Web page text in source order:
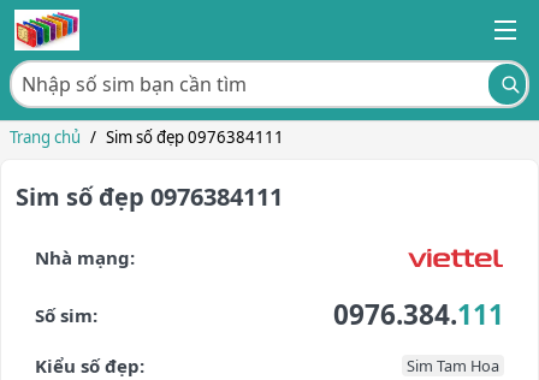
Trang chủ / Sim số đẹp 0976384111
Sim số đẹp 0976384111
Nhà mạng:
Số sim: 0976.384.111
Kiểu số đẹp: Sim Tam Hoa